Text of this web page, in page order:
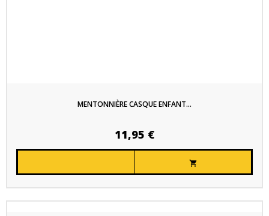
MENTONNIÈRE CASQUE ENFANT...
11,95 €
